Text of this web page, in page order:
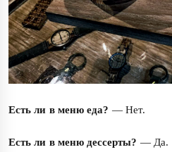
Есть ли в меню еда? — Нет.
Есть ли в меню дессерты? — Да.